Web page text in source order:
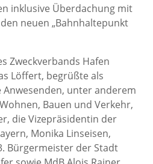
inklusive Überdachung mit
neuen „Bahnhaltepunkt
Zweckverbands Hafen
Löffert, begrüßte als
Anwesenden, unter anderem
Bauen und Verkehr,
die Vizepräsidentin der
Monika Linseisen,
Bürgermeister der Stadt